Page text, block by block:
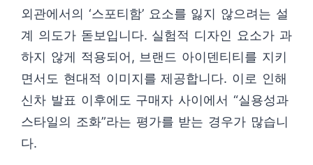
외관에서의 ‘스포티함’ 요소를 잃지 않으려는 설
계 의도가 돋보입니다. 실험적 디자인 요소가 과
하지 않게 적용되어, 브랜드 아이덴티티를 지키
면서도 현대적 이미지를 제공합니다. 이로 인해
신차 발표 이후에도 구매자 사이에서 “실용성과
스타일의 조화”라는 평가를 받는 경우가 많습니
다.